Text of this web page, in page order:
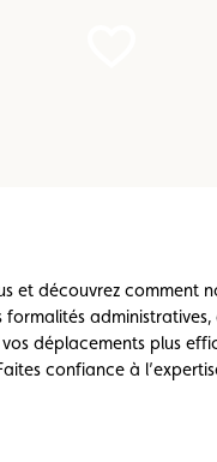
et découvrez comment
administratives,
déplacements plus
confiance à